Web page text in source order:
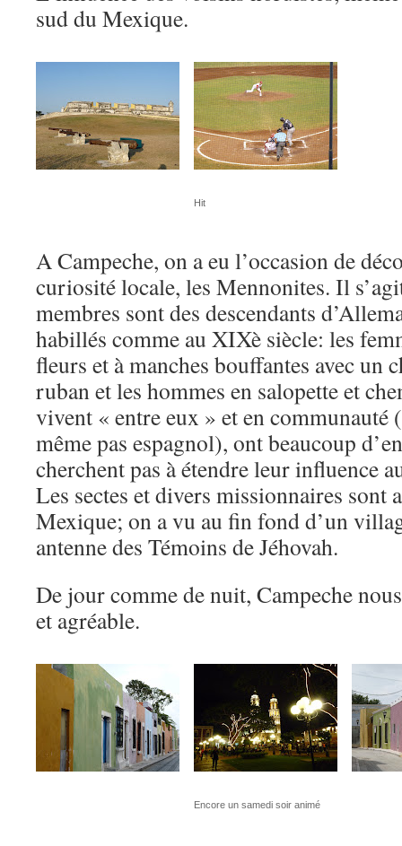
sud du Mexique.
Hit
A Campeche, on a eu l’occasion de
curiosité locale, les Mennonites. Il
membres sont des descendants
habillés comme au XIXè siècle: les
fleurs et à manches bouffantes avec un
ruban et les hommes en salopette et
vivent « entre eux » et en communauté
même pas espagnol), ont beaucoup
cherchent pas à étendre leur influence
Les sectes et divers missionnaires sont
Mexique; on a vu au fin fond d’un
antenne des Témoins de Jéhovah.
De jour comme de nuit, Campeche
et agréable.
Encore un samedi soir animé